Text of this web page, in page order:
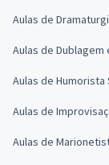
Aulas de
Aulas de Dublagem
Aulas de Humorista
Aulas de
Aulas de